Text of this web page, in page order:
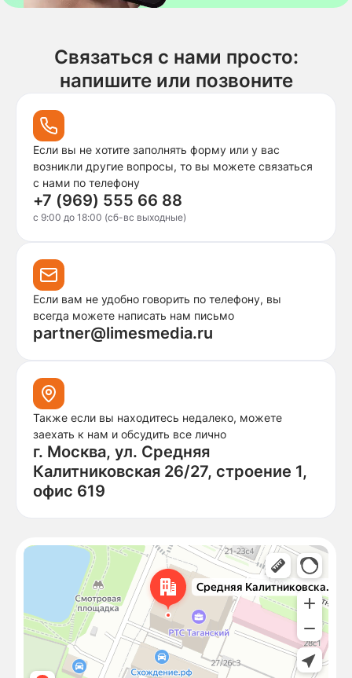
Связаться с нами просто:
напишите или позвоните
Если вы не хотите заполнять форму или у вас
возникли другие вопросы, то вы можете связаться
с нами по телефону
+7 (969) 555 66 88
c 9:00 до 18:00 (сб-вс выходные)
Если вам не удобно говорить по телефону, вы
всегда можете написать нам письмо
partner@limesmedia.ru
Также если вы находитесь недалеко, можете
заехать к нам и обсудить все лично
г. Москва, ул. Средняя
Калитниковская 26/27, строение 1,
офис 619
Москва
Средняя Калитниковская улица, 26/27с1 — Яндекс Карты